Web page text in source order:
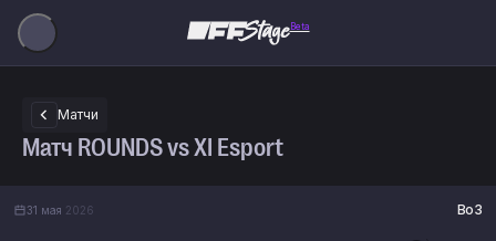
Beta
Матчи
Матч ROUNDS vs XI Esport
31 мая 2026 Bo3